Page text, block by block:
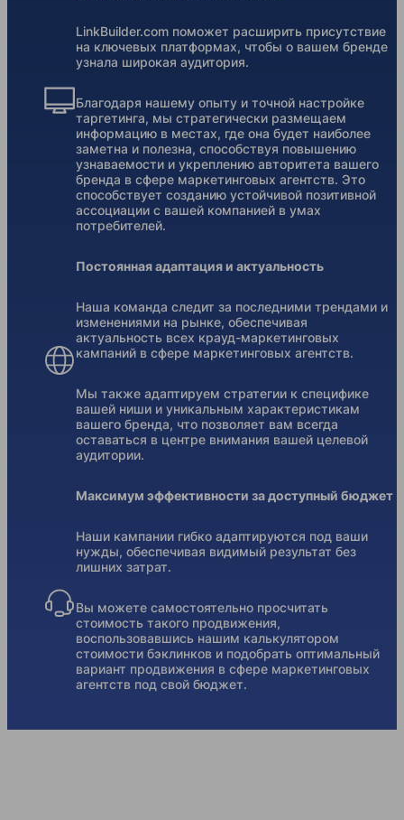
LinkBuilder.com поможет расширить присутствие
на ключевых платформах, чтобы о вашем бренде
узнала широкая аудитория.
Благодаря нашему опыту и точной настройке
таргетинга, мы стратегически размещаем
информацию в местах, где она будет наиболее
заметна и полезна, способствуя повышению
узнаваемости и укреплению авторитета вашего
бренда в сфере маркетинговых агентств. Это
способствует созданию устойчивой позитивной
ассоциации с вашей компанией в умах
потребителей.
Постоянная адаптация и актуальность
Наша команда следит за последними трендами и
изменениями на рынке, обеспечивая
актуальность всех крауд-маркетинговых
кампаний в сфере маркетинговых агентств.
Мы также адаптируем стратегии к специфике
вашей ниши и уникальным характеристикам
вашего бренда, что позволяет вам всегда
оставаться в центре внимания вашей целевой
аудитории.
Максимум эффективности за доступный бюджет
Наши кампании гибко адаптируются под ваши
нужды, обеспечивая видимый результат без
лишних затрат.
Вы можете самостоятельно просчитать
стоимость такого продвижения,
воспользовавшись нашим калькулятором
стоимости бэклинков и подобрать оптимальный
вариант продвижения в сфере маркетинговых
агентств под свой бюджет.